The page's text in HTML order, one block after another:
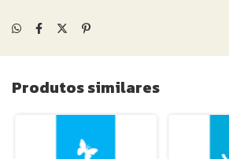
Produtos similares